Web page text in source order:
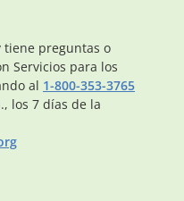
tiene preguntas o
Servicios para los
al 1-800-353-3765
los 7 días de la